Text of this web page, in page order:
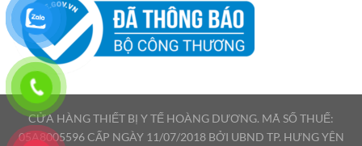
CỬA HÀNG THIẾT BỊ Y TẾ HOÀNG DƯƠNG. MÃ SỐ THUẾ:
05A8005596 CẤP NGÀY 11/07/2018 BỞI UBND TP. HƯNG YÊN